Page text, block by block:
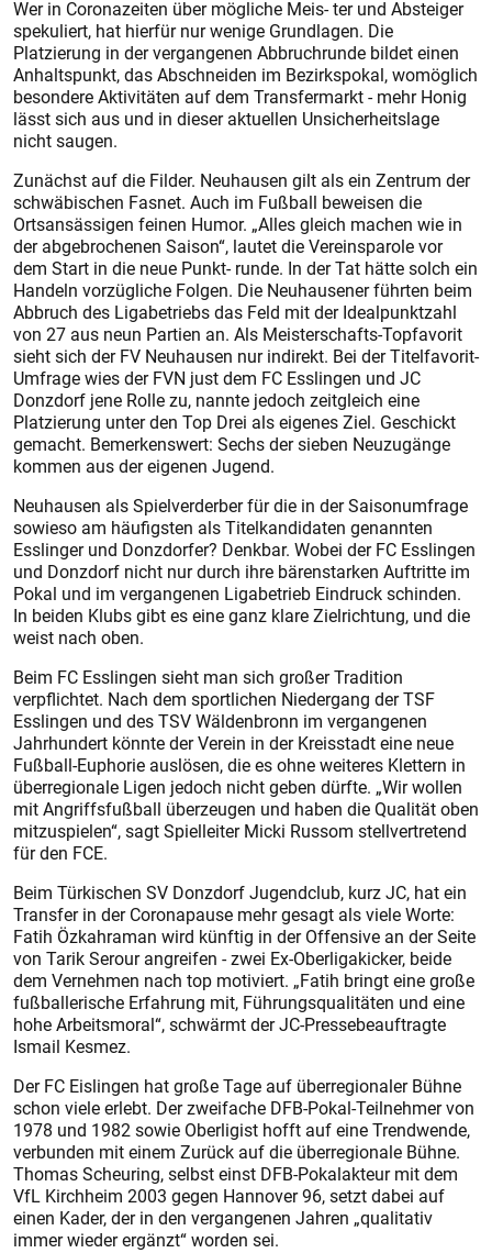
Wer in Coronazeiten über mögliche Meis- ter und Absteiger
spekuliert, hat hierfür nur wenige Grundlagen. Die
Platzierung in der vergangenen Abbruchrunde bildet einen
Anhaltspunkt, das Abschneiden im Bezirkspokal, womöglich
besondere Aktivitäten auf dem Transfermarkt - mehr Honig
lässt sich aus und in dieser aktuellen Unsicherheitslage
nicht saugen.
Zunächst auf die Filder. Neuhausen gilt als ein Zentrum der
schwäbischen Fasnet. Auch im Fußball beweisen die
Ortsansässigen feinen Humor. „Alles gleich machen wie in
der abgebrochenen Saison“, lautet die Vereinsparole vor
dem Start in die neue Punkt- runde. In der Tat hätte solch ein
Handeln vorzügliche Folgen. Die Neuhausener führten beim
Abbruch des Ligabetriebs das Feld mit der Idealpunktzahl
von 27 aus neun Partien an. Als Meisterschafts-Topfavorit
sieht sich der FV Neuhausen nur indirekt. Bei der Titelfavorit-
Umfrage wies der FVN just dem FC Esslingen und JC
Donzdorf jene Rolle zu, nannte jedoch zeitgleich eine
Platzierung unter den Top Drei als eigenes Ziel. Geschickt
gemacht. Bemerkenswert: Sechs der sieben Neuzugänge
kommen aus der eigenen Jugend.
Neuhausen als Spielverderber für die in der Saisonumfrage
sowieso am häufigsten als Titelkandidaten genannten
Esslinger und Donzdorfer? Denkbar. Wobei der FC Esslingen
und Donzdorf nicht nur durch ihre bärenstarken Auftritte im
Pokal und im vergangenen Ligabetrieb Eindruck schinden.
In beiden Klubs gibt es eine ganz klare Zielrichtung, und die
weist nach oben.
Beim FC Esslingen sieht man sich großer Tradition
verpflichtet. Nach dem sportlichen Niedergang der TSF
Esslingen und des TSV Wäldenbronn im vergangenen
Jahrhundert könnte der Verein in der Kreisstadt eine neue
Fußball-Euphorie auslösen, die es ohne weiteres Klettern in
überregionale Ligen jedoch nicht geben dürfte. „Wir wollen
mit Angriffsfußball überzeugen und haben die Qualität oben
mitzuspielen“, sagt Spielleiter Micki Russom stellvertretend
für den FCE.
Beim Türkischen SV Donzdorf Jugendclub, kurz JC, hat ein
Transfer in der Coronapause mehr gesagt als viele Worte:
Fatih Özkahraman wird künftig in der Offensive an der Seite
von Tarik Serour angreifen - zwei Ex-Oberligakicker, beide
dem Vernehmen nach top motiviert. „Fatih bringt eine große
fußballerische Erfahrung mit, Führungsqualitäten und eine
hohe Arbeitsmoral“, schwärmt der JC-Pressebeauftragte
Ismail Kesmez.
Der FC Eislingen hat große Tage auf überregionaler Bühne
schon viele erlebt. Der zweifache DFB-Pokal-Teilnehmer von
1978 und 1982 sowie Oberligist hofft auf eine Trendwende,
verbunden mit einem Zurück auf die überregionale Bühne.
Thomas Scheuring, selbst einst DFB-Pokalakteur mit dem
VfL Kirchheim 2003 gegen Hannover 96, setzt dabei auf
einen Kader, der in den vergangenen Jahren „qualitativ
immer wieder ergänzt“ worden sei.